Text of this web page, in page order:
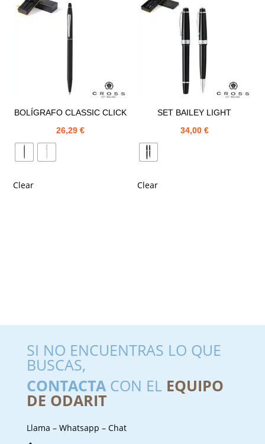
BOLÍGRAFO CLASSIC CLICK
26,29€
Clear
SET BAILEY LIGHT
34,00 €
Clear
SI NO ENCUENTRAS LO QUE
BUSCAS,
CONTACTACON EL EQUIPO
DE ODARIT
Llama – Whatsapp – Chat